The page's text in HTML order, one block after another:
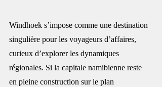
Windhoek s’impose comme une destination
singulière pour les voyageurs d’affaires,
curieux d’explorer les dynamiques
régionales. Si la capitale namibienne reste
en pleine construction sur le plan